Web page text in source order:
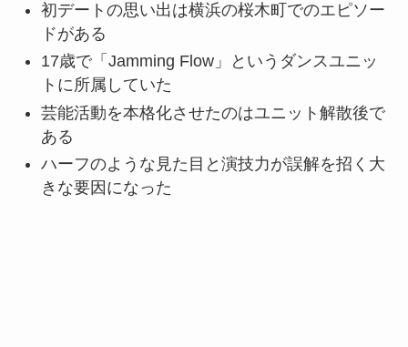
初デートの思い出は横浜の桜木町でのエピソー
ドがある
17歳で「Jamming Flow」というダンスユニッ
トに所属していた
芸能活動を本格化させたのはユニット解散後で
ある
ハーフのような見た目と演技力が誤解を招く大
きな要因になった